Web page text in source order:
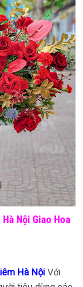
Nội Giao Hoa
Hà Nội Với